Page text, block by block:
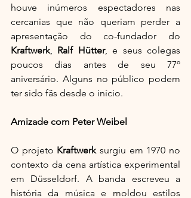
houve inúmeros espectadores nas
cercanias que não queriam perder a
Kraftwerk, Ralf Hütter, e seus colegas
poucos dias antes de seu 77º
aniversário. Alguns no público podem
ter sido fãs desde o início.
Amizade com Peter Weibel
O projeto Kraftwerk surgiu em 1970 no
contexto da cena artística experimental
em Düsseldorf. A banda escreveu a
história da música e moldou estilos